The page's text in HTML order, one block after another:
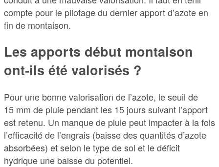
compte pour le pilotage du dernier apport d’azote en
fin de montaison.
Les apports début montaison
ont-ils été valorisés ?
Pour une bonne valorisation de l’azote, le seuil de
15 mm de pluie pendant les 15 jours suivant l’apport
est retenu. Un manque de pluie peut impacter à la fois
l’efficacité de l’engrais (baisse des quantités d’azote
absorbées) et selon le type de sol et le déficit
hydrique une baisse du potentiel.